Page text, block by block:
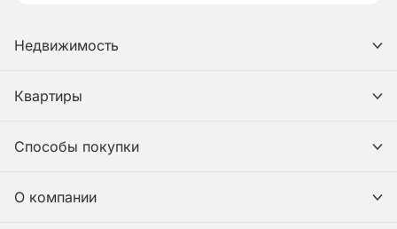
Недвижимость
Квартиры
Способы покупки
О компании